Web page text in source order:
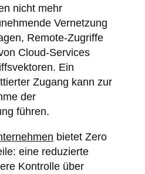
nicht mehr
Vernetzung
Remote-Zugriffe
Cloud-Services
Ein
Zugang kann zur
der
führen.
bietet Zero
eine reduzierte
Kontrolle über